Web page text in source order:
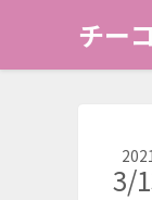
チー
3/